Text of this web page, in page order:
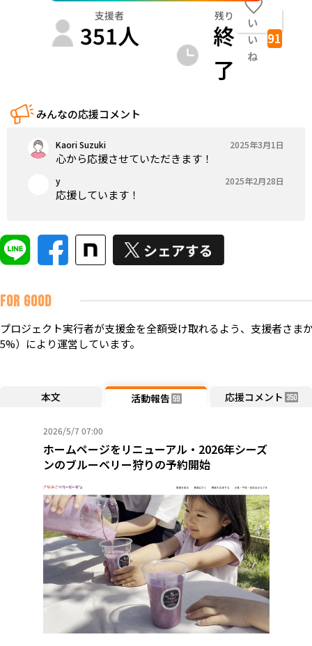
支援者
351人
残り
終
了
い
い
ね
91
みんなの応援コメント
Kaori Suzuki 2025年3月1日
心から応援させていただきます！
y 2025年2月28日
応援しています！
FOR GOOD
プロジェクト実行者が支援金を全額受け取れるよう、支援者さま
5%）により運営しています。
本文 活動報告 59 応援コメント 350
2026/5/7 07:00
ホームページをリニューアル・2026年シーズ
ンのブルーベリー狩りの予約開始